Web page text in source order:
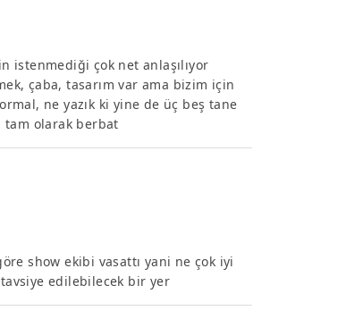
istenmediği çok net anlaşılıyor
çaba, tasarım var ama bizim için
ne yazık ki yine de üç beş tane
olarak berbat
show ekibi vasattı yani ne çok iyi
edilebilecek bir yer